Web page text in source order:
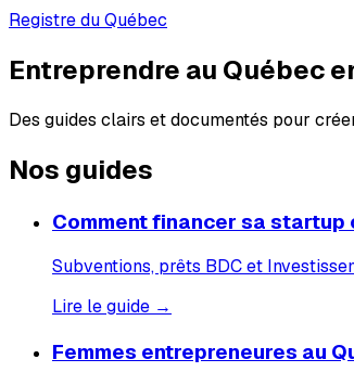
Registre du Québec
Entreprendre au Québec
Des guides clairs et documentés pour
Nos guides
Comment financer sa
Subventions, prêts BDC et
Lire le guide →
Femmes entrepreneures au